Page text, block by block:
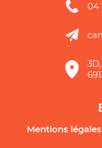
04
Mentions